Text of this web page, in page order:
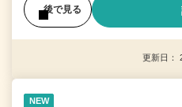
後で見る
更新日：
NEW